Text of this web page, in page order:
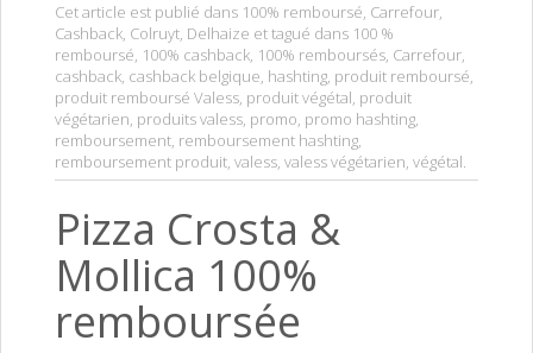
Cet article est publié dans 100% remboursé, Carrefour,
Cashback, Colruyt, Delhaize et tagué dans 100 %
remboursé, 100% cashback, 100% remboursés, Carrefour,
cashback, cashback belgique, hashting, produit remboursé,
produit remboursé Valess, produit végétal, produit
végétarien, produits valess, promo, promo hashting,
remboursement, remboursement hashting,
remboursement produit, valess, valess végétarien, végétal.
Pizza Crosta &
Mollica 100%
remboursée